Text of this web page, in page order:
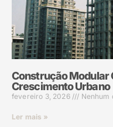
Construção Modular
Crescimento Urbano
fevereiro 3, 2026 Nenhum
Ler mais »